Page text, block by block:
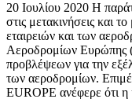
20 Ιουλίου 2020 Η
στις μετακινήσεις και
εταιρειών και των
Αεροδρομίων Ευρώπης
προβλέψεων για την
των αεροδρομίων.
EUROPE ανέφερε ότι η